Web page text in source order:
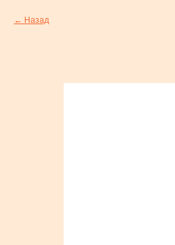
Назад